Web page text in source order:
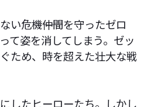
い危機――仲間を守ったゼロ
て姿を消してしまう。ゼッ
ため、時を超えた壮大な戦
したヒーローたち。しかし